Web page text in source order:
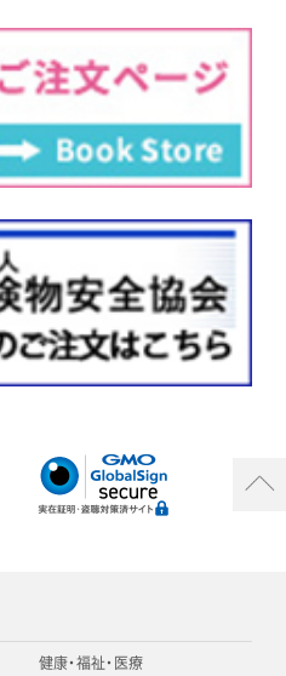
健康・福祉・医療